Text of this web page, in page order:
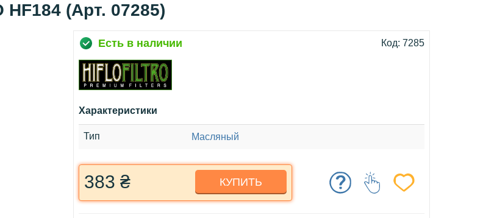
(Арт. 07285)
Есть в наличии Код: 7285
Характеристики
Тип Масляный
383 ₴ КУПИТЬ